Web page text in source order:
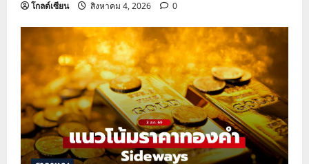
โกลด์เซียน สิงหาคม 4, 2026 0